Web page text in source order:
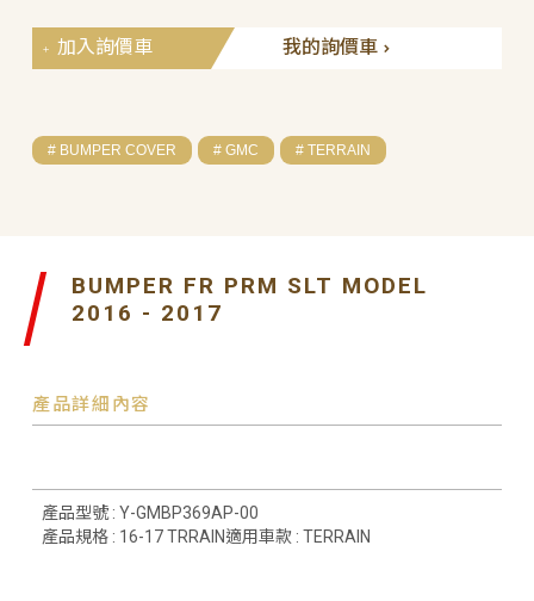
我的詢價車
加入詢價車
# BUMPER COVER # GMC # TERRAIN
BUMPER FR PRM SLT MODEL
2016 - 2017
產品詳細內容
產品型號 : Y-GMBP369AP-00
產品規格 : 16-17 TRRAIN適用車款 : TERRAIN